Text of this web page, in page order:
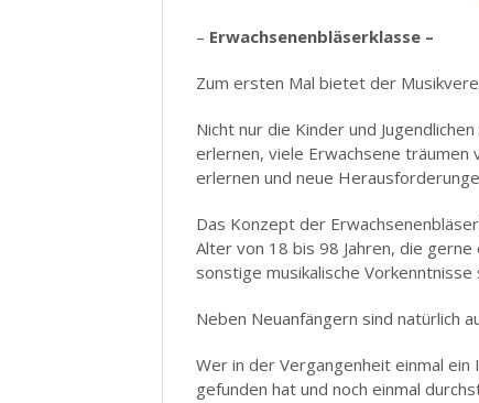
– Erwachsenenbläserklasse –
Zum ersten Mal bietet der
Nicht nur die Kinder und
erlernen, viele Erwachsene
erlernen und neue
Das Konzept der
Alter von 18 bis 98 Jahren, die
sonstige musikalische
Neben Neuanfängern sind natürlich
Wer in der Vergangenheit einmal
gefunden hat und noch einmal